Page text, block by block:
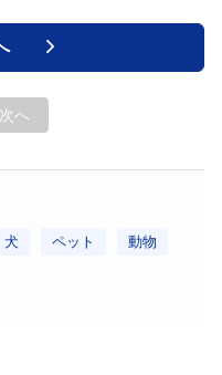
次へ
犬 ペット 動物